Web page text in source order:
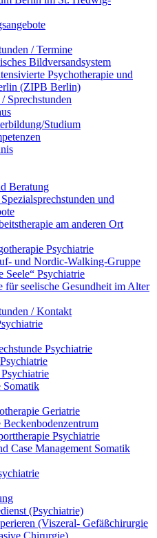
/ Termine
Bildversandsystem
Psychotherapie und
(ZIPB Berlin)
Sprechstunden
Studium
Beratung
und
am anderen Ort
Psychiatrie
und Nordic-Walking-Gruppe
Seele“ Psychiatrie
für seelische Gesundheit im Alter
/ Kontakt
Psychiatrie
Somatik
Geriatrie
Beckenbodenzentrum
Psychiatrie
Case Management Somatik
(Psychiatrie)
(Viszeral- Gefäßchirurgie
Chirurgie)